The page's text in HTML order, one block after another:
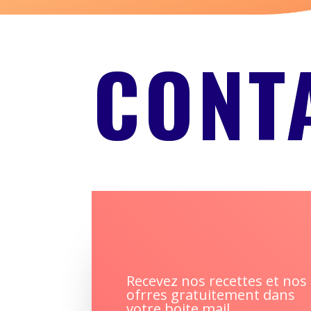
Recevez nos recettes et nos
ofrres gratuitement dans